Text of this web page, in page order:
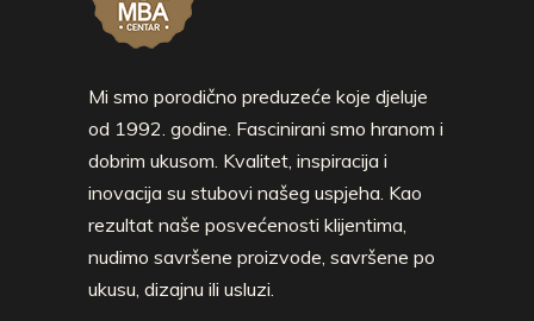
Mi smo porodično preduzeće koje djeluje
od 1992. godine. Fascinirani smo hranom i
dobrim ukusom. Kvalitet, inspiracija i
inovacija su stubovi našeg uspjeha. Kao
rezultat naše posvećenosti klijentima,
nudimo savršene proizvode, savršene po
ukusu, dizajnu ili usluzi.